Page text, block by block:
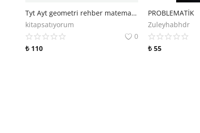
Tyt Ayt geometri rehber matematik
kitapsatıyorum
0
₺ 110
PROBLEMATİK
Zuleyhabhdr
₺ 55